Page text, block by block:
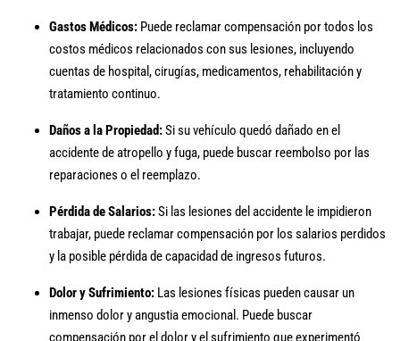
Gastos Médicos: Puede reclamar compensación por todos los
costos médicos relacionados con sus lesiones, incluyendo
cuentas de hospital, cirugías, medicamentos, rehabilitación y
tratamiento continuo.
Daños a la Propiedad:Si su vehículo quedó dañado en el
accidente de atropello y fuga, puede buscar reembolso por las
reparaciones o el reemplazo.
Pérdida de Salarios:Si las lesiones del accidente le impidieron
trabajar, puede reclamar compensación por los salarios perdidos
y la posible pérdida de capacidad de ingresos futuros.
Dolor y Sufrimiento: Las lesiones físicas pueden causar un
inmenso dolor y angustia emocional. Puede buscar
compensación por el dolor y el sufrimiento que experimentó